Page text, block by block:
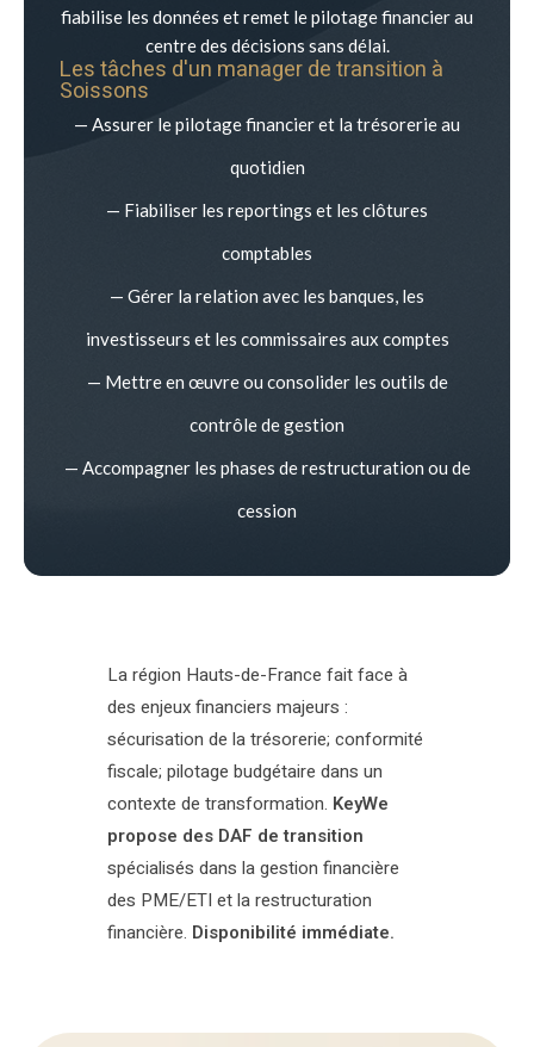
fiabilise les données et remet le pilotage financier au
centre des décisions sans délai.
Les tâches d'un manager de transition à
Soissons
— Assurer le pilotage financier et la trésorerie au
quotidien
— Fiabiliser les reportings et les clôtures
comptables
— Gérer la relation avec les banques, les
investisseurs et les commissaires aux comptes
— Mettre en œuvre ou consolider les outils de
contrôle de gestion
— Accompagner les phases de restructuration ou de
cession
La région Hauts-de-France fait face à
des enjeux financiers majeurs :
sécurisation de la trésorerie; conformité
fiscale; pilotage budgétaire dans un
contexte de transformation. KeyWe
propose des DAF de transition
spécialisés dans la gestion financière
des PME/ETI et la restructuration
financière. Disponibilité immédiate.